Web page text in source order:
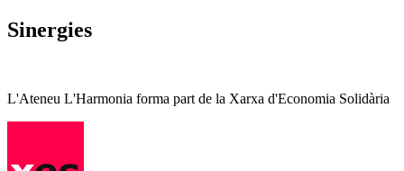
Sinergies
L'Ateneu L'Harmonia forma part de la Xarxa d'Economia Solidària